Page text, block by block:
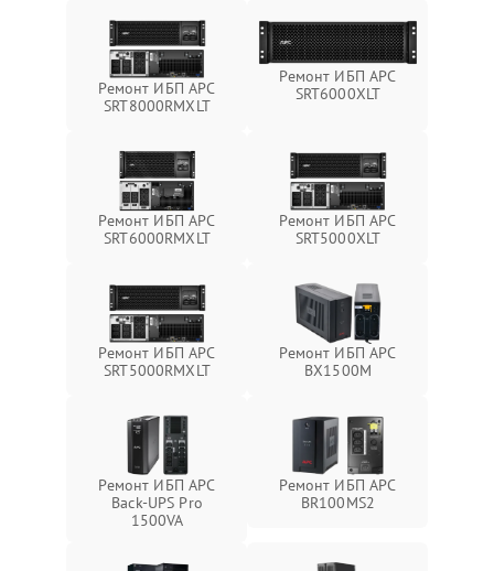
Ремонт ИБП APC
SRT8000RMXLT
Ремонт ИБП APC
SRT6000XLT
Ремонт ИБП APC
SRT6000RMXLT
Ремонт ИБП APC
SRT5000XLT
Ремонт ИБП APC
SRT5000RMXLT
Ремонт ИБП APC
BX1500M
Ремонт ИБП APC
Back-UPS Pro
1500VA
Ремонт ИБП APC
BR100MS2